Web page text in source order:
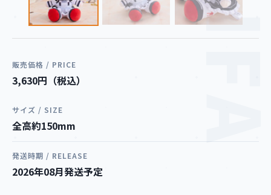
販売価格 / PRICE
3,630円（税込）
サイズ / SIZE
全高約150mm
発送時期 / RELEASE
2026年08月発送予定